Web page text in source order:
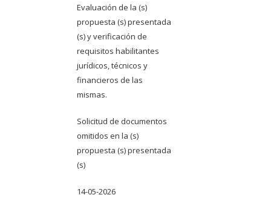
Evaluación de la (s)
propuesta (s) presentada
(s) y verificación de
requisitos habilitantes
jurídicos, técnicos y
financieros de las
mismas.
Solicitud de documentos
omitidos en la (s)
propuesta (s) presentada
(s)
14-05-2026